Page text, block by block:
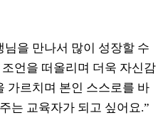
을 만나서 많이 성장할 수
언을 떠올리며 더욱 자신감
가르치며 본인 스스로를 바
는 교육자가 되고 싶어요.”